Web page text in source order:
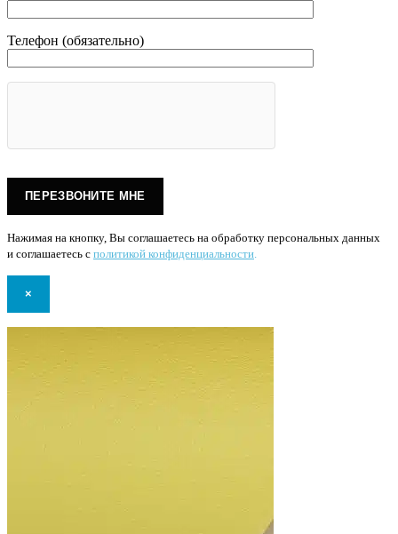
Телефон (обязательно)
Нажимая на кнопку, Вы соглашаетесь на обработку персональных данных
и соглашаетесь с политикой конфиденциальности
×